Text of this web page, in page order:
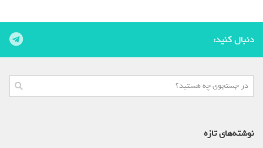
دنبال کنید:
نوشته‌های تازه